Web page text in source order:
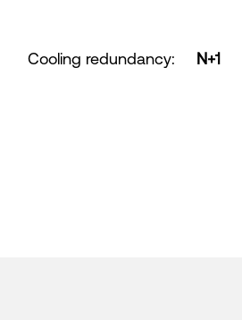
Cooling redundancy: N+1